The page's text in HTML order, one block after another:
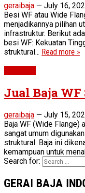
geraibaja — July 16,
Besi WF atau Wide
menjadikannya pilihan
infrastruktur. Berikut
besi WF: Kekuatan
struktural... Read more »
Jual Baja WF
geraibaja — July 15,
Baja WF (Wide Flange)
sangat umum
struktural. Baja ini
kemampuan untuk
Search for:
GERAI BAJA